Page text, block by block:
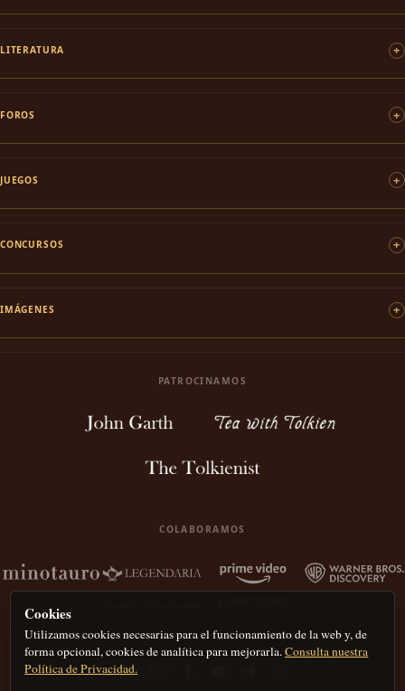
LITERATURA
FOROS
JUEGOS
CONCURSOS
IMÁGENES
PATROCINAMOS
COLABORAMOS
Cookies
Utilizamos cookies necesarias para el funcionamiento de la web y, de
forma opcional, cookies de analítica para mejorarla.Consulta nuestra
Política de Privacidad.